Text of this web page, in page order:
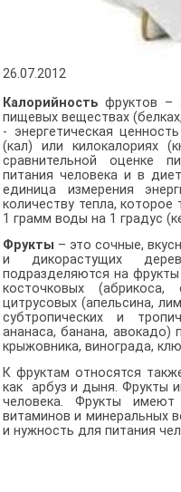
26.07.2012
Калорийность фруктов –
пищевых веществах
- энергетическая
(кал) или килокалориях
сравнительной оценке
питания человека и в
единица измерения
количеству тепла,
1 грамм воды на 1 градус
Фрукты – это сочные,
и дикорастущих
подразделяются на
косточковых
цитрусовых (апельсина,
субтропических и
ананаса, банана,
крыжовника, винограда,
К фруктам относятся
как арбуз и дыня. Фрукты
человека. Фрукты
витаминов и минеральных
и нужность для питания